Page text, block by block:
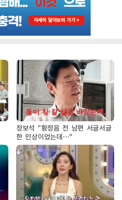
정보석 "황정음 전 남편 서글서글
한 인상이었는데…"